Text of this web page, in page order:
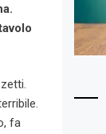
fa